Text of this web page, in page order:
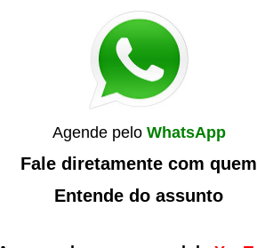
Agende pelo WhatsApp
Fale diretamente com quem
Entende do assunto